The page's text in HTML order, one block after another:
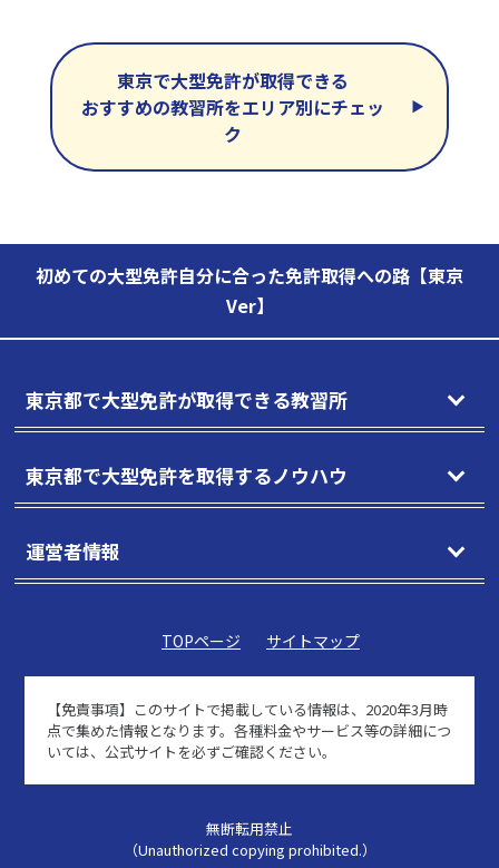
東京で大型免許が取得できる
おすすめの教習所をエリア別にチェッ
ク
初めての大型免許自分に合った免許取得への路【東京
Ver】
東京都で大型免許が取得できる教習所
東京都で大型免許を取得するノウハウ
運営者情報
TOPページ サイトマップ
【免責事項】 このサイトで掲載している情報は、2020年3月時
点で集めた情報となります。各種料金やサービス等の詳細につ
いては、公式サイトを必ずご確認ください。
無断転用禁止
（Unauthorized copying prohibited.）